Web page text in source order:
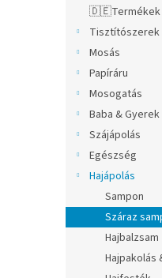
🇩🇪Termékek
Tisztítószerek
Mosás
Papíráru
Mosogatás
Baba & Gyerek
Szájápolás
Egészség
Hajápolás
Sampon
Száraz
Hajbalzsam
Hajpakolás